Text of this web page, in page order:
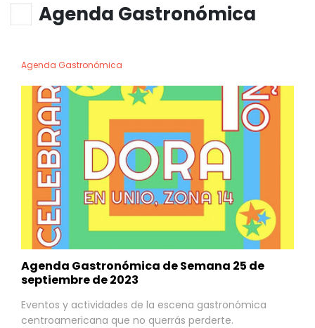
Agenda Gastronómica
Agenda Gastronómica
Agenda Gastronómica de Semana 25 de
septiembre de 2023
Eventos y actividades de la escena gastronómica
centroamericana que no querrás perderte.